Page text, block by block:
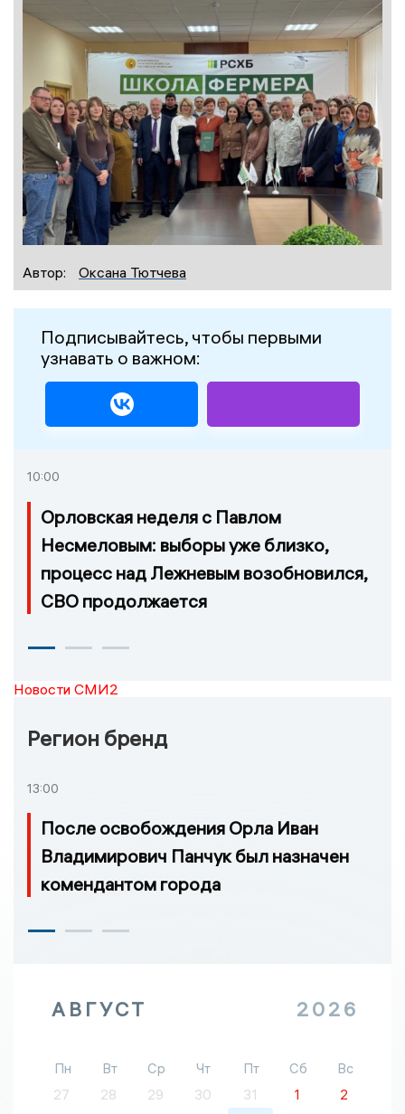
Автор: Оксана Тютчева
Подписывайтесь, чтобы первыми
узнавать о важном:
10:00
Орловская неделя с Павлом
Несмеловым: выборы уже близко,
процесс над Лежневым возобновился,
СВО продолжается
Новости СМИ2
Регион бренд
13:00
После освобождения Орла Иван
Владимирович Панчук был назначен
комендантом города
АВГУСТ 2026
Пн Вт Ср Чт Пт Сб
Вс
27
28 29 30 31 1
2